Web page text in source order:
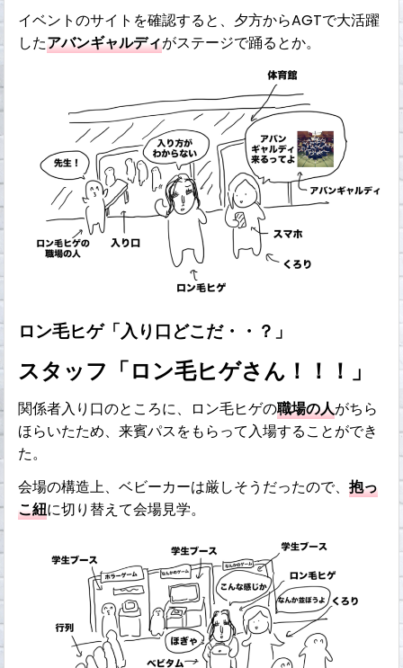
イベントのサイトを確認すると、夕方からAGTで大活躍
したアバンギャルディがステージで踊るとか。
ロン毛ヒゲ「入り口どこだ・・？」
スタッフ「ロン毛ヒゲさん！！！」
関係者入り口のところに、ロン毛ヒゲの職場の人がちら
ほらいたため、来賓パスをもらって入場することができ
た。
会場の構造上、ベビーカーは厳しそうだったので、抱っ
こ紐に切り替えて会場見学。